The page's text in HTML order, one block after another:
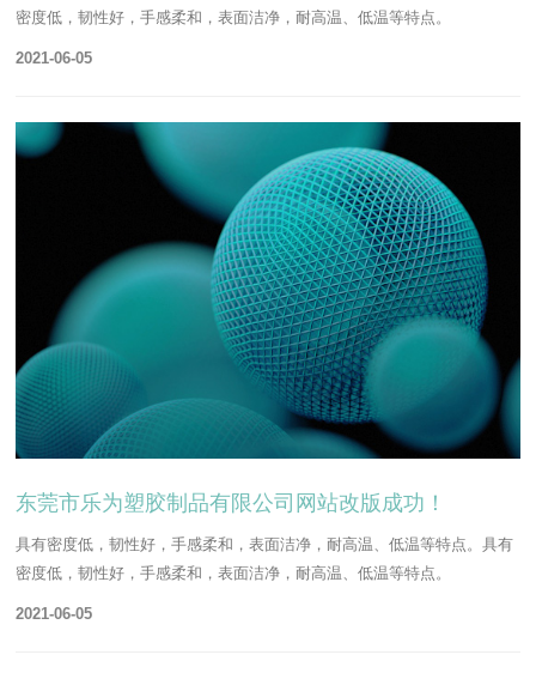
密度低，韧性好，手感柔和，表面洁净，耐高温、低温等特点。
2021-06-05
东莞市乐为塑胶制品有限公司网站改版成功！
具有密度低，韧性好，手感柔和，表面洁净，耐高温、低温等特点。具有
密度低，韧性好，手感柔和，表面洁净，耐高温、低温等特点。
2021-06-05